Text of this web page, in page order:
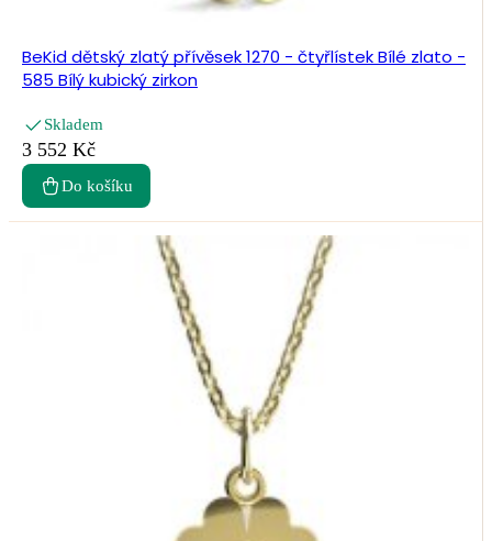
BeKid dětský zlatý přívěsek 1270 - čtyřlístek Bílé zlato -
585 Bílý kubický zirkon
Skladem
3 552 Kč
Do košíku